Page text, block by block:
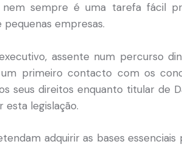
nem sempre é uma tarefa fácil
empresas.
assente num percurso
primeiro contacto com os
seus direitos enquanto titular de
esta legislação.
adquirir as bases